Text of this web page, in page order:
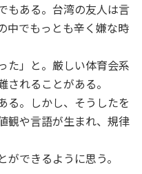
もある。台湾の友人は言
中でもっとも辛く嫌な時
た」と。厳しい体育会系
れることがある。
る。しかし、そうしたを
観や言語が生まれ、規律
できるように思う。